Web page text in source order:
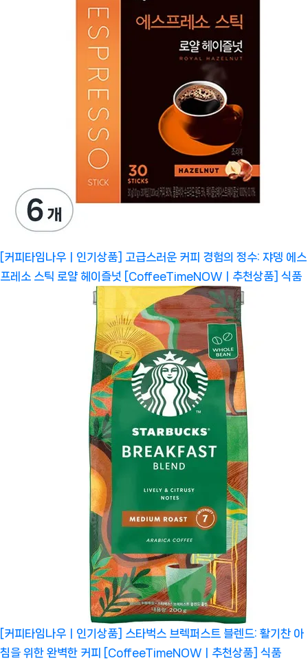
[커피타임나우ㅣ인기상품] 고급스러운 커피 경험의 정수: 쟈뎅 에스
프레소 스틱 로얄 헤이즐넛 [CoffeeTimeNOWㅣ추천상품] 식품
[커피타임나우ㅣ인기상품] 스타벅스 브렉퍼스트 블렌드: 활기찬 아
침을 위한 완벽한 커피 [CoffeeTimeNOWㅣ추천상품] 식품